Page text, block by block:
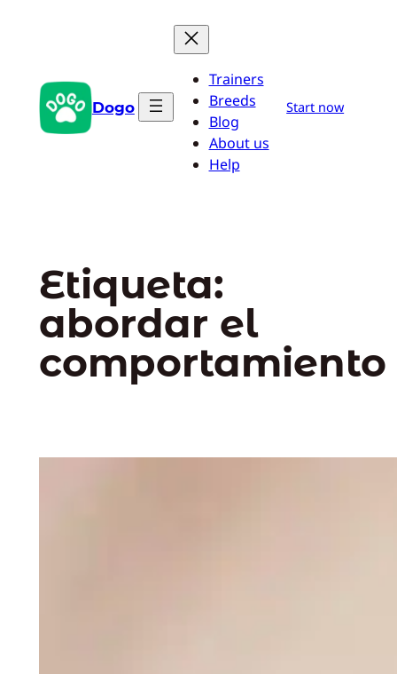
Dogo
Trainers
Breeds
Blog
About us
Help
Start now
Etiqueta:
abordar el
comportamiento